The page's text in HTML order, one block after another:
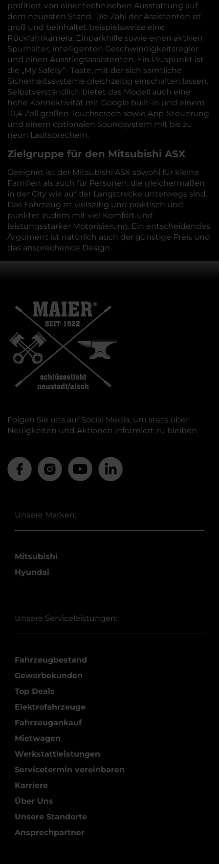
profitiert von einer technischen Ausstattung auf
dem neuesten Stand. Die Zahl der Assistenten ist
groß und beinhaltet beispielsweise eine
Rückfahrkamera, Einparkhilfe sowie einen aktiven
Spurhalter, intelligenten Geschwindigkeitsregler
und einen Ausstiegsassistenten. Ein Pluspunkt ist
die „My Safety“- Taste, mit der sich sämtliche
Sicherheitssysteme gleichzeitig einschalten lassen.
Selbstverständlich bietet das Modell auch eine
hohe Konnektivität mit Google built-in und einem
10,4 Zoll großen Touchscreen sowie App-Steuerung
und einem optionalen Soundsystem mit bis zu
neun Lautsprechern.
Zielgruppe für den Mitsubishi ASX
Geeignet ist der Mitsubishi ASX sowohl für kleine
Familien als auch für Personen, die gleichermaßen
in der City wie auf der Langstrecke unterwegs sind.
Das Fahrzeug ist vielseitig und praktisch und
punktet zudem mit viel Komfort und
leistungsstarker Motorisierung. Ein entscheidendes
Argument ist natürlich auch der günstige Preis und
das ansprechende Design.
Folgen Sie uns auf Social Media, um stets über
Neuigkeiten und Aktionen informiert zu bleiben.
Unsere Marken:
Mitsubishi
Hyundai
Unsere Serviceleistungen:
Fahrzeugbestand
Gewerbekunden
Top Deals
Elektrofahrzeuge
Fahrzeugankauf
Mietwagen
Werkstattleistungen
Servicetermin vereinbaren
Karriere
Über Uns
Unsere Standorte
Ansprechpartner